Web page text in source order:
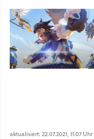
aktualisiert: 22.07.2021, 11:07